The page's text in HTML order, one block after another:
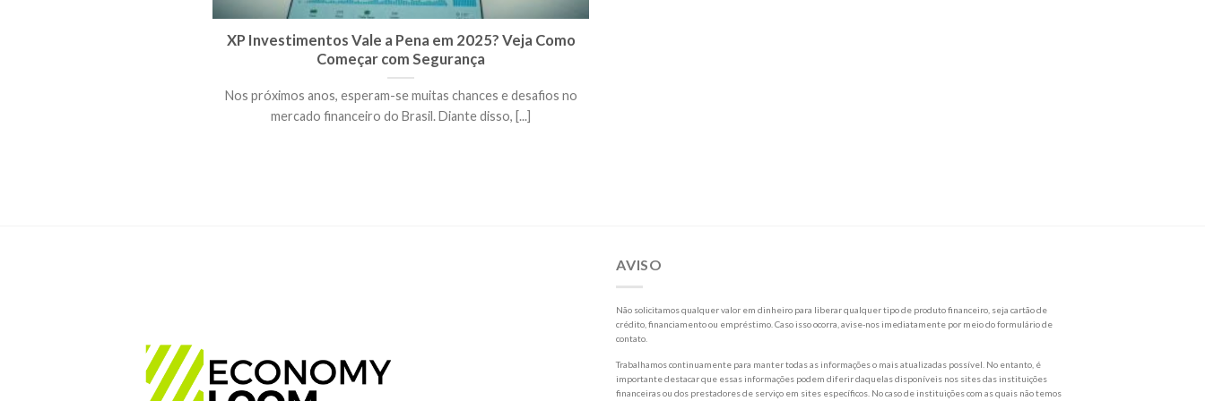
XP Investimentos Vale a Pena em 2025? Veja Como
Começar com Segurança
Nos próximos anos, esperam-se muitas chances e desafios no
mercado financeiro do Brasil. Diante disso, [...]
AVISO
Não solicitamos qualquer valor em dinheiro para liberar qualquer tipo de produto financeiro, seja cartão de
crédito, financiamento ou empréstimo. Caso isso ocorra, avise-nos imediatamente por meio do formulário de
contato.
Trabalhamos continuamente para manter todas as informações o mais atualizadas possível. No entanto, é
importante destacar que essas informações podem diferir daquelas disponíveis nos sites das instituições
financeiras ou dos prestadores de serviço em sites específicos. No caso de instituições com as quais não temos